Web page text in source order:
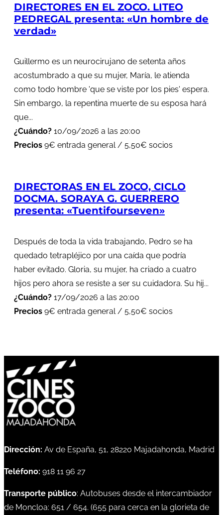
DIRECTORES EN EL ZOCO. LITEO
PEDREGAL presenta: «Un hombre de
verdad»
Guillermo es un neurocirujano de setenta años
acostumbrado a que su mujer, María, le atienda
como todo hombre 'que se viste por los pies' espera.
Sin embargo, la repentina muerte de su esposa hará
que...
¿Cuándo? 10/09/2026 a las 20:00
Precios 9€ entrada general / 5,50€ socios
DIRECTORAS EN EL ZOCO, CICLO
DOCMA. SORAYA G. GUERRERO
presenta: «Tuentifourseven»
Después de toda la vida trabajando, Pedro se ha
quedado tetrapléjico por una caída que podría
haber evitado. Gloria, su mujer, ha criado a cuatro
hijos pero ahora se resiste a ser su cuidadora. Su hij...
¿Cuándo? 17/09/2026 a las 20:00
Precios 9€ entrada general / 5,50€ socios
Dirección: Av de España, 51, 28220 Majadahonda, Madrid
Teléfono: 918 11 96 27
Transporte público: Autobuses desde el intercambiador
de Moncloa: 651 / 654. (655 para cerca en la glorieta de